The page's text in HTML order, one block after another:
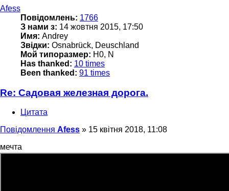
Afess
Повідомлень: 1766
З нами з: 14 жовтня 2015, 17:50
Имя: Andrey
Звідки: Osnabrück, Deuschland
Мой типоразмер: H0, N
Has thanked: 10 times
Been thanked: 91 times
Re: Садовая железная дорога.
Цитата
Повідомлення Afess » 15 квітня 2018, 11:08
мечта